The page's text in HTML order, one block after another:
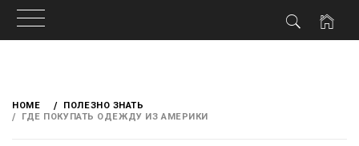
content
HOME
ПОЛЕЗНО ЗНАТЬ
ГДЕ ПОКУПАТЬ ОДЕЖДУ ИЗ АМЕРИКИ